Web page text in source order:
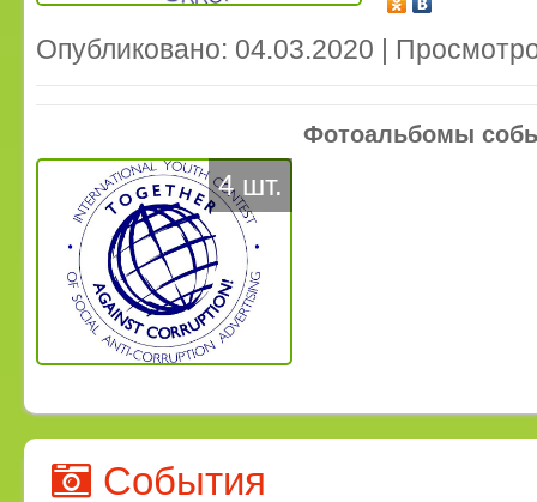
Опубликовано: 04.03.2020 |
Фотоальбомы
4 шт.
События